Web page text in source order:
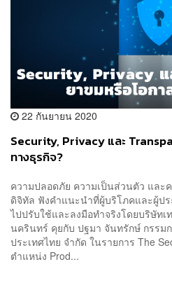
22 กันยายน 2020
Security, Privacy และ
ทางธุรกิจ?
ความปลอดภัย ความเป็นส่วนตัว และ
ดิจิทัล ฟังคำแนะนำที่ผู้บริโภคและผู้ป
ไปปรับใช้และลงมือทำจริงโดยบริษัท
นครินทร์ คุยกับ ปฐมา จันทรักษ์ กรรม
ประเทศไทย จำกัด ในรายการ The
ตำแหน่ง Prod...